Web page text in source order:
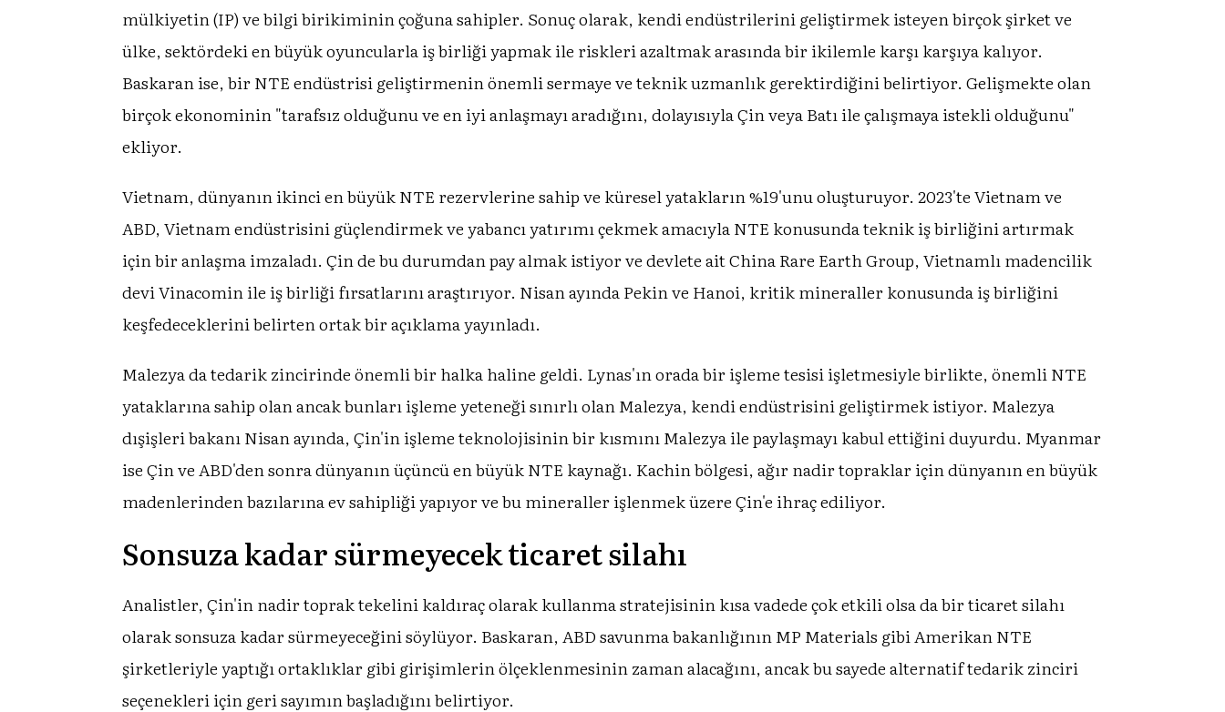
mülkiyetin (IP) ve bilgi birikiminin çoğuna sahipler. Sonuç olarak, kendi endüstrilerini geliştirmek isteyen birçok şirket ve
ülke, sektördeki en büyük oyuncularla iş birliği yapmak ile riskleri azaltmak arasında bir ikilemle karşı karşıya kalıyor.
Baskaran ise, bir NTE endüstrisi geliştirmenin önemli sermaye ve teknik uzmanlık gerektirdiğini belirtiyor. Gelişmekte olan
birçok ekonominin "tarafsız olduğunu ve en iyi anlaşmayı aradığını, dolayısıyla Çin veya Batı ile çalışmaya istekli olduğunu"
ekliyor.
Vietnam, dünyanın ikinci en büyük NTE rezervlerine sahip ve küresel yatakların %19'unu oluşturuyor. 2023'te Vietnam ve
ABD, Vietnam endüstrisini güçlendirmek ve yabancı yatırımı çekmek amacıyla NTE konusunda teknik iş birliğini artırmak
için bir anlaşma imzaladı. Çin de bu durumdan pay almak istiyor ve devlete ait China Rare Earth Group, Vietnamlı madencilik
devi Vinacomin ile iş birliği fırsatlarını araştırıyor. Nisan ayında Pekin ve Hanoi, kritik mineraller konusunda iş birliğini
keşfedeceklerini belirten ortak bir açıklama yayınladı.
Malezya da tedarik zincirinde önemli bir halka haline geldi. Lynas'ın orada bir işleme tesisi işletmesiyle birlikte, önemli NTE
yataklarına sahip olan ancak bunları işleme yeteneği sınırlı olan Malezya, kendi endüstrisini geliştirmek istiyor. Malezya
dışişleri bakanı Nisan ayında, Çin'in işleme teknolojisinin bir kısmını Malezya ile paylaşmayı kabul ettiğini duyurdu. Myanmar
ise Çin ve ABD'den sonra dünyanın üçüncü en büyük NTE kaynağı. Kachin bölgesi, ağır nadir topraklar için dünyanın en büyük
madenlerinden bazılarına ev sahipliği yapıyor ve bu mineraller işlenmek üzere Çin'e ihraç ediliyor.
Sonsuza kadar sürmeyecek ticaret silahı
Analistler, Çin'in nadir toprak tekelini kaldıraç olarak kullanma stratejisinin kısa vadede çok etkili olsa da bir ticaret silahı
olarak sonsuza kadar sürmeyeceğini söylüyor. Baskaran, ABD savunma bakanlığının MP Materials gibi Amerikan NTE
şirketleriyle yaptığı ortaklıklar gibi girişimlerin ölçeklenmesinin zaman alacağını, ancak bu sayede alternatif tedarik zinciri
seçenekleri için geri sayımın başladığını belirtiyor.